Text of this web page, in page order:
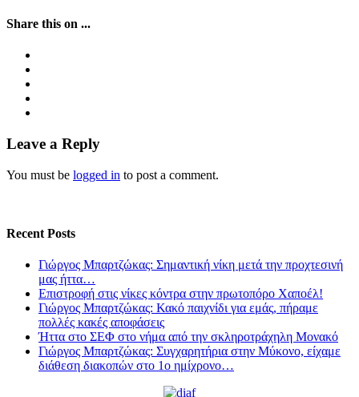
Share this on ...
Leave a Reply
You must be logged in to post a comment.
Recent Posts
Γιώργος Μπαρτζώκας: Σημαντική νίκη μετά την προχτεσινή
μας ήττα…
Επιστροφή στις νίκες κόντρα στην πρωτοπόρο Χαποέλ!
Γιώργος Μπαρτζώκας: Κακό παιχνίδι για εμάς, πήραμε
πολλές κακές αποφάσεις
Ήττα στο ΣΕΦ στο νήμα από την σκληροτράχηλη Μονακό
Γιώργος Μπαρτζώκας: Συγχαρητήρια στην Μύκονο, είχαμε
διάθεση διακοπών στο 1ο ημίχρονο…